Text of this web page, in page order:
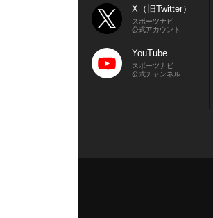
X（旧Twitter）
スポーツナビ
公式アカウント
YouTube
スポーツナビ
公式チャンネル